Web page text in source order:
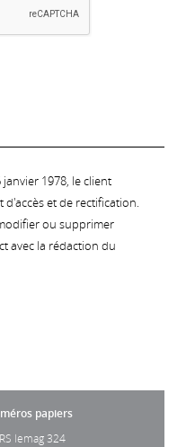
1978, le client
et de rectification.
ou supprimer
avec la rédaction du
papiers
lemag 324